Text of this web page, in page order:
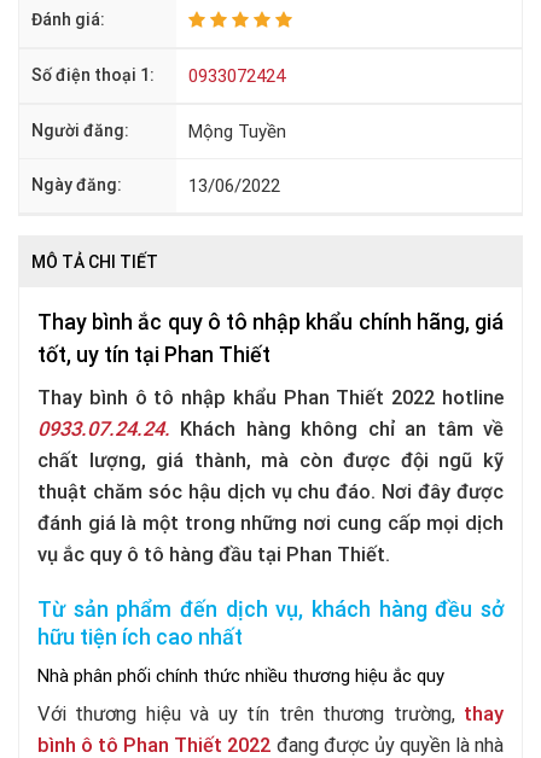
Đánh giá:
Số điện thoại 1: 0933072424
Người đăng: Mộng Tuyền
Ngày đăng: 13/06/2022
MÔ TẢ CHI TIẾT
Thay bình ắc quy ô tô nhập khẩu chính hãng, giá
tốt, uy tín tại Phan Thiết
Thay bình ô tô nhập khẩu Phan Thiết 2022 hotline
0933.07.24.24. Khách hàng không chỉ an tâm về
chất lượng, giá thành, mà còn được đội ngũ kỹ
thuật chăm sóc hậu dịch vụ chu đáo. Nơi đây được
đánh giá là một trong những nơi cung cấp mọi dịch
vụ ắc quy ô tô hàng đầu tại Phan Thiết.
Từ sản phẩm đến dịch vụ, khách hàng đều sở
hữu tiện ích cao nhất
Nhà phân phối chính thức nhiều thương hiệu ắc quy
Với thương hiệu và uy tín trên thương trường,thay
bình ô tô Phan Thiết 2022 đang được ủy quyền là nhà